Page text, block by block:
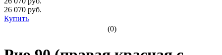
26 070 руб.
Купить
(0)